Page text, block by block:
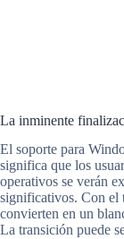
La inminente
El soporte para
significa que los
operativos se verán
significativos. Con el
convierten en un
La transición puede